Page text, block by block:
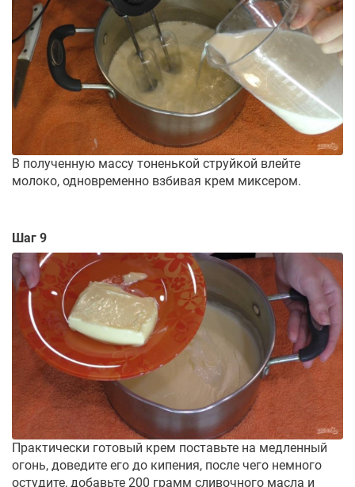
В полученную массу тоненькой струйкой влейте
молоко, одновременно взбивая крем миксером.
Шаг 9
Практически готовый крем поставьте на медленный
огонь, доведите его до кипения, после чего немного
остудите, добавьте 200 грамм сливочного масла и